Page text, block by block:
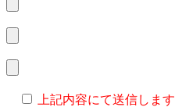
上記内容にて送信しま